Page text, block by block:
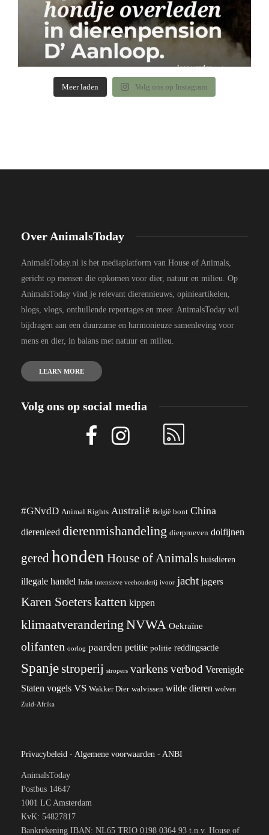
Meer laden Volg ons op Instagram
Over AnimalsToday
AnimalsToday.nl is het mediaplatform van House of Animals,
gericht op mensen die opkomen voor dier, natuur en milieu. Op
AnimalsToday vind je relevant dierennieuws, opinieartikelen,
blogs, vlogs, onthullende reportages en meer. AnimalsToday wil
bijdragen aan een duurzame en harmonieuze samenleving voor
mens en dier, in balans met natuur en milieu.
LEARN MORE
Volg ons op social media
#GNvdD Animal Rights Australië België bont China
dierenleed dierenmishandeling dierproeven dolfijnen
gered honden House of Animals huisdieren
illegale handel India intensieve veehouderij ivoor jacht jagers
Karen Soeterskatten kippen
klimaatverandering NVWA Oekraïne
olifanten oorlog paarden petitie politie reddingsactie
Spanjestroperij stropers varkens verbod Verenigde
Staten vogels VS Wakker Dier walvissen wilde dieren wolven
Zuid-Afrika
Privacybeleid - Algemene voorwaarden - ANBI
AnimalsToday
Postbus 14647
1001 LC Amsterdam
KvK: 54827817
Bankrekening IBAN: NL65 TRIO 0198 0364 93 t.n.v. House of